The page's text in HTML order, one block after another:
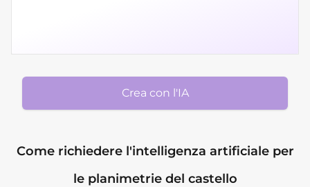
Crea con l'IA
Come richiedere l'intelligenza artificiale per
le planimetrie del castello